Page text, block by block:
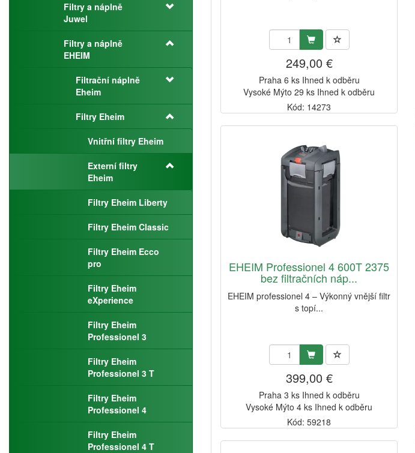
Filtry a náplně
Juwel
Filtry a náplně
EHEIM
Filtrační náplně
Eheim
Filtry Eheim
Vnitřní filtry Eheim
Externí filtry
Eheim
Filtry Eheim Liberty
Filtry Eheim Classic
Filtry Eheim Ecco
pro
Filtry Eheim
eXperience
Filtry Eheim
Professionel 3
Filtry Eheim
Professionel 3 T
Filtry Eheim
Professionel 4
Filtry Eheim
Professionel 4 T
249,00 €
Praha 6 ks Ihned k odběru
Vysoké Mýto 29 ks Ihned k odběru
Kód: 14273
EHEIM Professionel 4 600T 2375
bez filtračních náp...
EHEIM professionel 4 – Výkonný vnější filtr
s topí...
399,00 €
Praha 3 ks Ihned k odběru
Vysoké Mýto 4 ks Ihned k odběru
Kód: 59218